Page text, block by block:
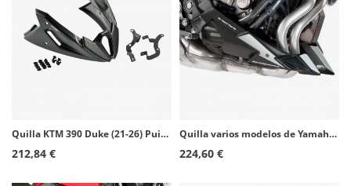
Quilla KTM 390 Duke (21-26) Puig Símil carbono 22469C
212,84 €
Quilla varios modelos de Yamaha Puig Símil carbono 7022C
224,60 €